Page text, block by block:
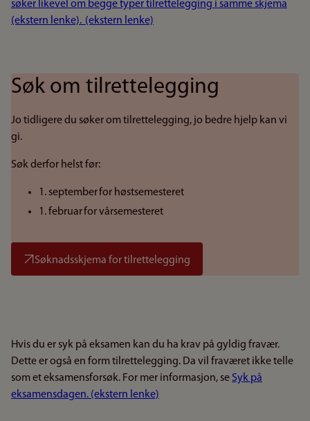
søker likevel om begge typer tilrettelegging i samme skjema
(ekstern lenke). (ekstern lenke)
Søk om tilrettelegging
Jo tidligere du søker om tilrettelegging, jo bedre hjelp kan vi
gi.
Søk derfor helst før:
1. september for høstsemesteret
1. februar for vårsemesteret
Søknadsskjema for tilrettelegging
Hvis du er syk på eksamen kan du ha krav på gyldig fravær.
Dette er også en form tilrettelegging. Da vil fraværet ikke telle
som et eksamensforsøk. For mer informasjon, se Syk på
eksamensdagen. (ekstern lenke)